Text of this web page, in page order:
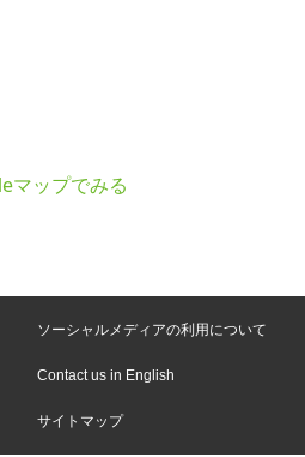
マップでみる
ソーシャルメディアの利用について
Contact us in English
サイトマップ